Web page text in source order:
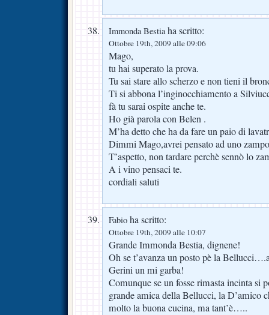
Immonda Bestiaha scritto:
Ottobre 19th, 2009 alle 09:06
Mago,
tu hai superato la prova.
Tu sai stare allo scherzo e non tieni il
Ti si abbona l’inginocchiamento a
fà tu sarai ospite anche te.
Ho già parola con Belen .
M’ha detto che ha da fare un paio di
Dimmi Mago,avrei pensato ad uno
T’aspetto, non tardare perchè sennò lo
A i vino pensaci te.
cordiali saluti
Fabio ha scritto:
Ottobre 19th, 2009 alle 10:07
Grande Immonda Bestia, dignene!
Oh se t’avanza un posto pè la
Gerini un mi garba!
Comunque se un fosse rimasta incinta si
grande amica della Bellucci, la D’amico
molto la buona cucina, ma tant’è…..